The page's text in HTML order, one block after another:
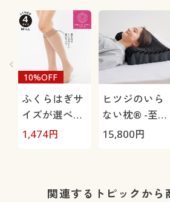
ふくらはぎサ
イズが選べる
ショートスト
っかりサポー
10%OFF
1,474円
ヒツジのいら
ない枕® -至
極-
15,800円
関連するトピックから